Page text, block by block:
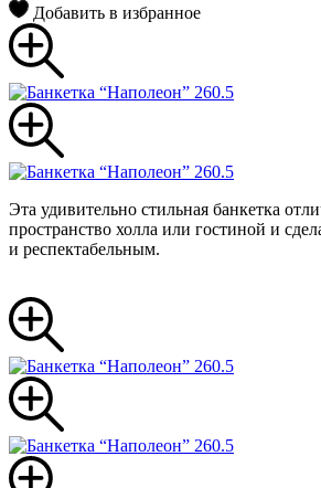
Добавить в избранное
Эта удивительно стильная банкетка
пространство холла или гостиной и
и респектабельным.